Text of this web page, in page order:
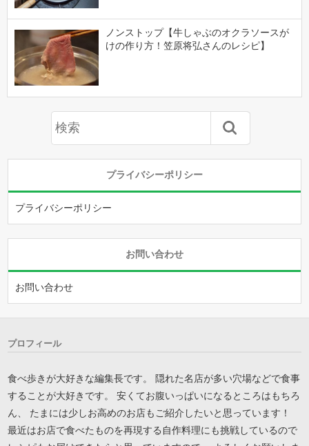
ノンストップ【牛しゃぶのオクラソースが
けの作り方！笠原将弘さんのレシピ】
プライバシーポリシー
プライバシーポリシー
お問い合わせ
お問い合わせ
プロフィール
食べ歩きが大好きな編集長です。 隠れた名店が多い穴場などで食事
することが大好きです。 安くてお腹いっぱいになるところはもちろ
ん、 たまには少しお高めのお店もご紹介したいと思っています！
最近はお店で食べたものを再現する自作料理にも挑戦しているので